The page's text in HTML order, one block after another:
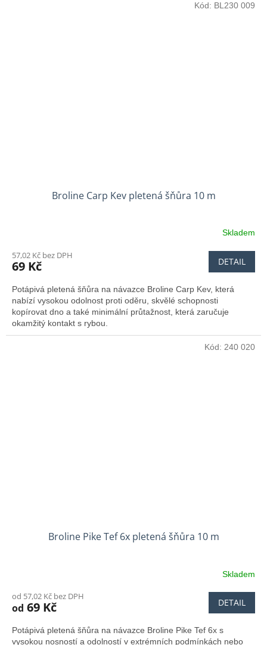
Broline Carp Kev pletená šňůra 10 m
Skladem
57,02 Kč bez DPH
69 Kč DETAIL
Potápivá pletená šňůra na návazce Broline Carp Kev, která
nabízí vysokou odolnost proti oděru, skvělé schopnosti
kopírovat dno a také minimální průtažnost, která zaručuje
okamžitý kontakt s rybou.
Kód: BL230 009
Broline Pike Tef 6x pletená šňůra 10 m
Skladem
od 57,02 Kč bez DPH
od 69 Kč DETAIL
Potápivá pletená šňůra na návazce Broline Pike Tef 6x s
vysokou nosností a odolností v extrémních podmínkách nebo
Kód: 240 020